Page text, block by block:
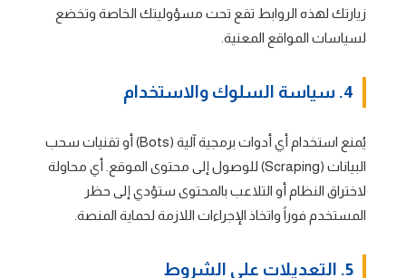
زيارتك لهذه الروابط تقع تحت مسؤوليتك الخاصة وتخضع
لسياسات المواقع المعنية.
4. سياسة السلوك والاستخدام
يُمنع استخدام أي أدوات برمجية آلية (Bots) أو تقنيات سحب
البيانات (Scraping) للوصول إلى محتوى الموقع. أي محاولة
لاختراق النظام أو التلاعب بالمحتوى ستؤدي إلى حظر
المستخدم فوراً واتخاذ الإجراءات اللازمة لحماية المنصة.
5. التعديلات على الشروط